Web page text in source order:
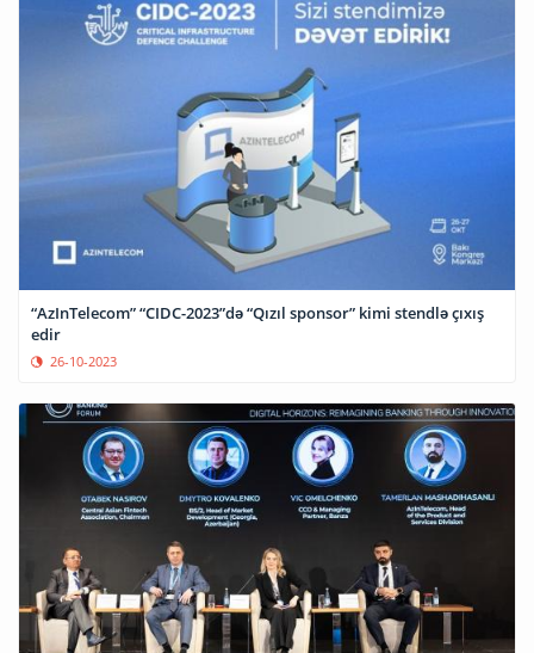
“AzInTelecom” “CIDC-2023”də “Qızıl sponsor” kimi stendlə çıxış
edir
26-10-2023